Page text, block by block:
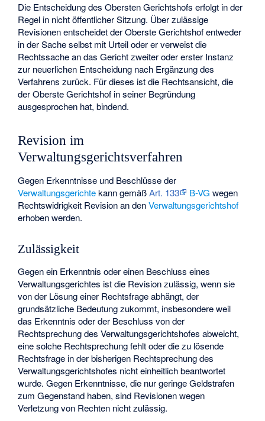
Die Entscheidung des Obersten Gerichtshofs erfolgt in der
Regel in nicht öffentlicher Sitzung. Über zulässige
Revisionen entscheidet der Oberste Gerichtshof entweder
in der Sache selbst mit Urteil oder er verweist die
Rechtssache an das Gericht zweiter oder erster Instanz
zur neuerlichen Entscheidung nach Ergänzung des
Verfahrens zurück. Für dieses ist die Rechtsansicht, die
der Oberste Gerichtshof in seiner Begründung
ausgesprochen hat, bindend.
Revision im
Verwaltungsgerichtsverfahren
Gegen Erkenntnisse und Beschlüsse der
Verwaltungsgerichtekann gemäßArt. 133 B-VG wegen
Rechtswidrigkeit Revision an denVerwaltungsgerichtshof
erhoben werden.
Zulässigkeit
Gegen ein Erkenntnis oder einen Beschluss eines
Verwaltungsgerichtes ist die Revision zulässig, wenn sie
von der Lösung einer Rechtsfrage abhängt, der
grundsätzliche Bedeutung zukommt, insbesondere weil
das Erkenntnis oder der Beschluss von der
Rechtsprechung des Verwaltungsgerichtshofes abweicht,
eine solche Rechtsprechung fehlt oder die zu lösende
Rechtsfrage in der bisherigen Rechtsprechung des
Verwaltungsgerichtshofes nicht einheitlich beantwortet
wurde. Gegen Erkenntnisse, die nur geringe Geldstrafen
zum Gegenstand haben, sind Revisionen wegen
Verletzung von Rechten nicht zulässig.